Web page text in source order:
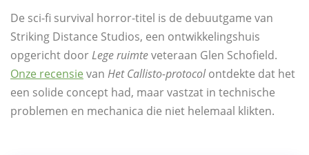
De sci-fi survival horror-titel is de debuutgame van
Striking Distance Studios, een ontwikkelingshuis
opgericht doorLege ruimteveteraan Glen Schofield.
Onze recensie van Het Callisto-protocolontdekte dat het
een solide concept had, maar vastzat in technische
problemen en mechanica die niet helemaal klikten.